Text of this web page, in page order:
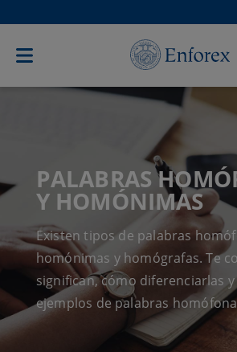
PALABRAS
Y HOMÓNIMAS
Existen tipos de palabras
homónimas y homógrafas. Te
significan, cómo diferenciarlas
ejemplos de palabras